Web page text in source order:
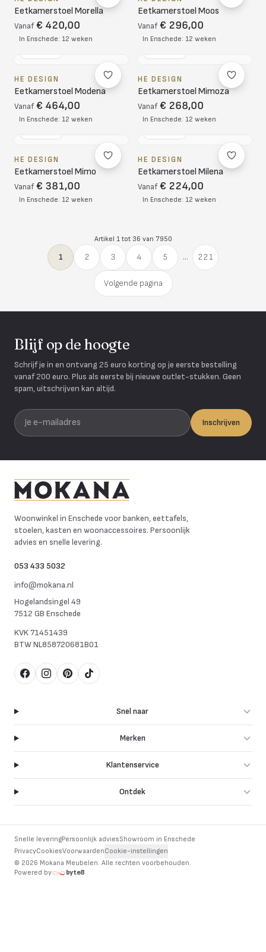
Eetkamerstoel Morella
Vanaf € 420,00
In Enschede: 12 weken
Eetkamerstoel Moos
Vanaf € 296,00
In Enschede: 12 weken
HE DESIGN
Eetkamerstoel Modena
Vanaf € 464,00
In Enschede: 12 weken
HE DESIGN
Eetkamerstoel Mimoza
Vanaf € 268,00
In Enschede: 12 weken
HE DESIGN
Eetkamerstoel Mimo
Vanaf € 381,00
In Enschede: 12 weken
HE DESIGN
Eetkamerstoel Milena
Vanaf € 224,00
In Enschede: 12 weken
Artikel 1 tot 36 van 7950
1 2 3 4 5 ... 221
Volgende pagina
Blijf op de hoogte
Schrijf je in en ontvang 25 euro korting op je eerste bestelling
vanaf 200 euro. Plus als eerste bij nieuwe outlet-stukken. Geen
spam, uitschrijven kan altijd.
Je e-mailadres
Inschrijven
Woonwinkel in Enschede voor banken, eettafels,
stoelen, kasten en woonaccessoires. Persoonlijk
advies en snelle levering.
053 433 5032
info@mokana.nl
Hogelandsingel 49
7512 GB Enschede
KVK71451439
BTWNL858720681B01
FacebookInstagram
Pinterest
TikTok
Snel naar
Merken
Klantenservice
Ontdek
Snelle leveringPersoonlijk adviesShowroom in Enschede
PrivacyCookiesVoorwaardenCookie-instellingen
© 2026 Mokana Meubelen. Alle rechten voorbehouden.
Powered by
byte8